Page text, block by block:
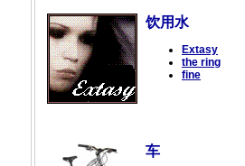
饮用水
Extasy
the ring
fine
车